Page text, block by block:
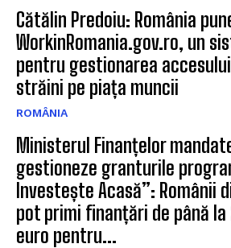
Cătălin Predoiu: România
WorkinRomania.gov.ro, un
pentru gestionarea
străini pe piața muncii
ROMÂNIA
Ministerul Finanțelor
gestioneze granturile
Investește Acasă”: Românii
pot primi finanțări de până la
euro pentru...